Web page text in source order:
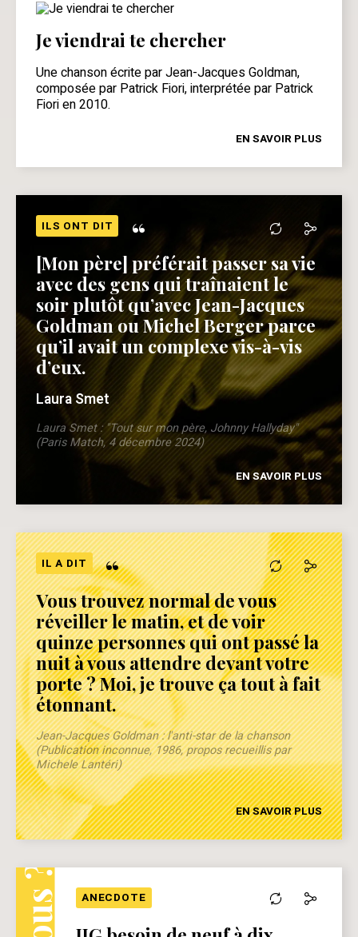
Je viendrai te chercher
Une chanson écrite par Jean-Jacques Goldman,
composée par Patrick Fiori, interprétée par Patrick
Fiori en 2010.
EN SAVOIR PLUS
ILS ONT DIT “
[Mon père] préférait passer sa vie
avec des gens qui traînaient le
soir plutôt qu’avec Jean-Jacques
Goldman ou Michel Berger parce
qu’il avait un complexe vis-à-vis
d’eux.
Laura Smet
Laura Smet : "Tout sur mon père, Johnny Hallyday"
(Paris Match, 4 décembre 2024)
EN SAVOIR PLUS
IL A DIT “
Vous trouvez normal de vous
réveiller le matin, et de voir
quinze personnes qui ont passé la
nuit à vous attendre devant votre
porte ? Moi, je trouve ça tout à fait
étonnant.
Jean-Jacques Goldman : l'anti-star de la chanson
(Publication inconnue, 1986, propos recueillis par
Michele Lantéri)
EN SAVOIR PLUS
ANECDOTE